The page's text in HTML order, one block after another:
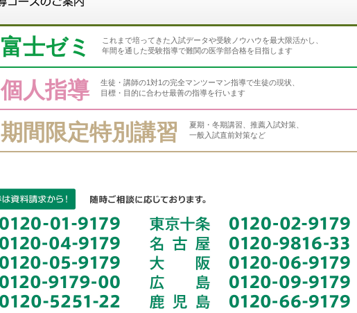
富士ゼミ
これまで培ってきた入試データや受験ノウハウを最大限活かし、
年間を通した受験指導で難関の医学部合格を目指します
個人指導
生徒・講師の1対1の完全マンツーマン指導で生徒の現状、
目標・目的に合わせ最善の指導を行います
期間限定特別講習
夏期・冬期講習、推薦入試対策、
一般入試直前対策など